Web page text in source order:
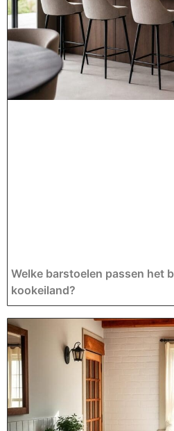
Welke barstoelen passen het
kookeiland?